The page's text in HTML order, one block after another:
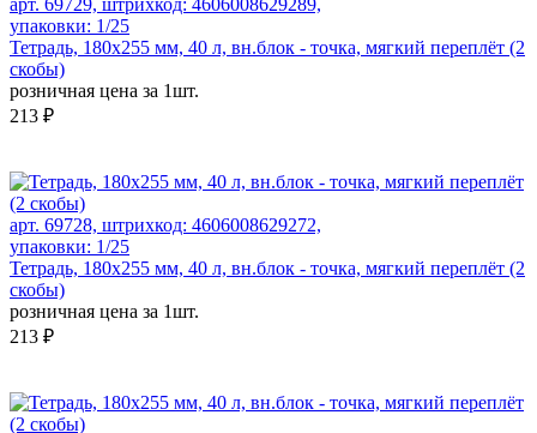
упаковки: 1/25
Тетрадь, 180х255 мм, 40 л, вн.блок - точка, мягкий переплёт (2
скобы)
розничная цена за 1шт.
213 ₽
арт. 69728, штрихкод: 4606008629272,
упаковки: 1/25
Тетрадь, 180х255 мм, 40 л, вн.блок - точка, мягкий переплёт (2
скобы)
розничная цена за 1шт.
213 ₽